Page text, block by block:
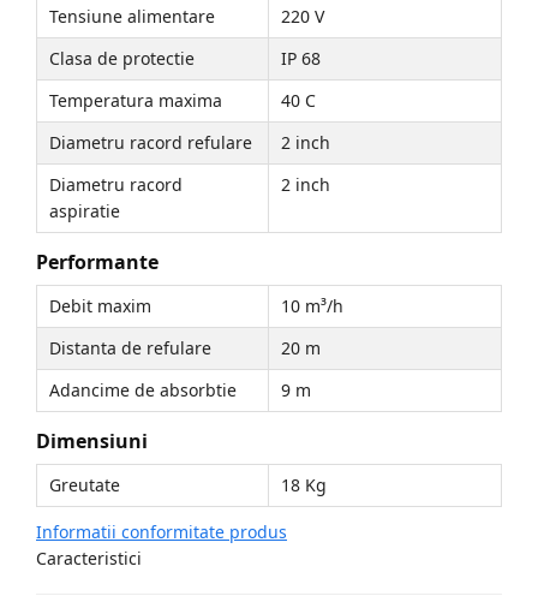
Tensiune alimentare
220 V
Clasa de protectie
IP 68
Temperatura maxima
40 C
Diametru racord refulare
2 inch
Diametru racord
aspiratie
2 inch
Performante
Debit maxim
10 m³/h
Distanta de refulare
20 m
Adancime de absorbtie
9 m
Dimensiuni
Greutate 18 Kg
Informatii conformitate produs
Caracteristici